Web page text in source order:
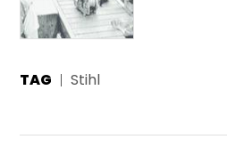
TAG Stihl